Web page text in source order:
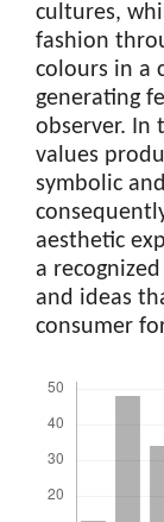
cultures,
fashion
colours in a
generating
observer. In
values
symbolic
aesthetic
a
and ideas
consumer